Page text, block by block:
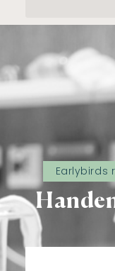
Earlybirds